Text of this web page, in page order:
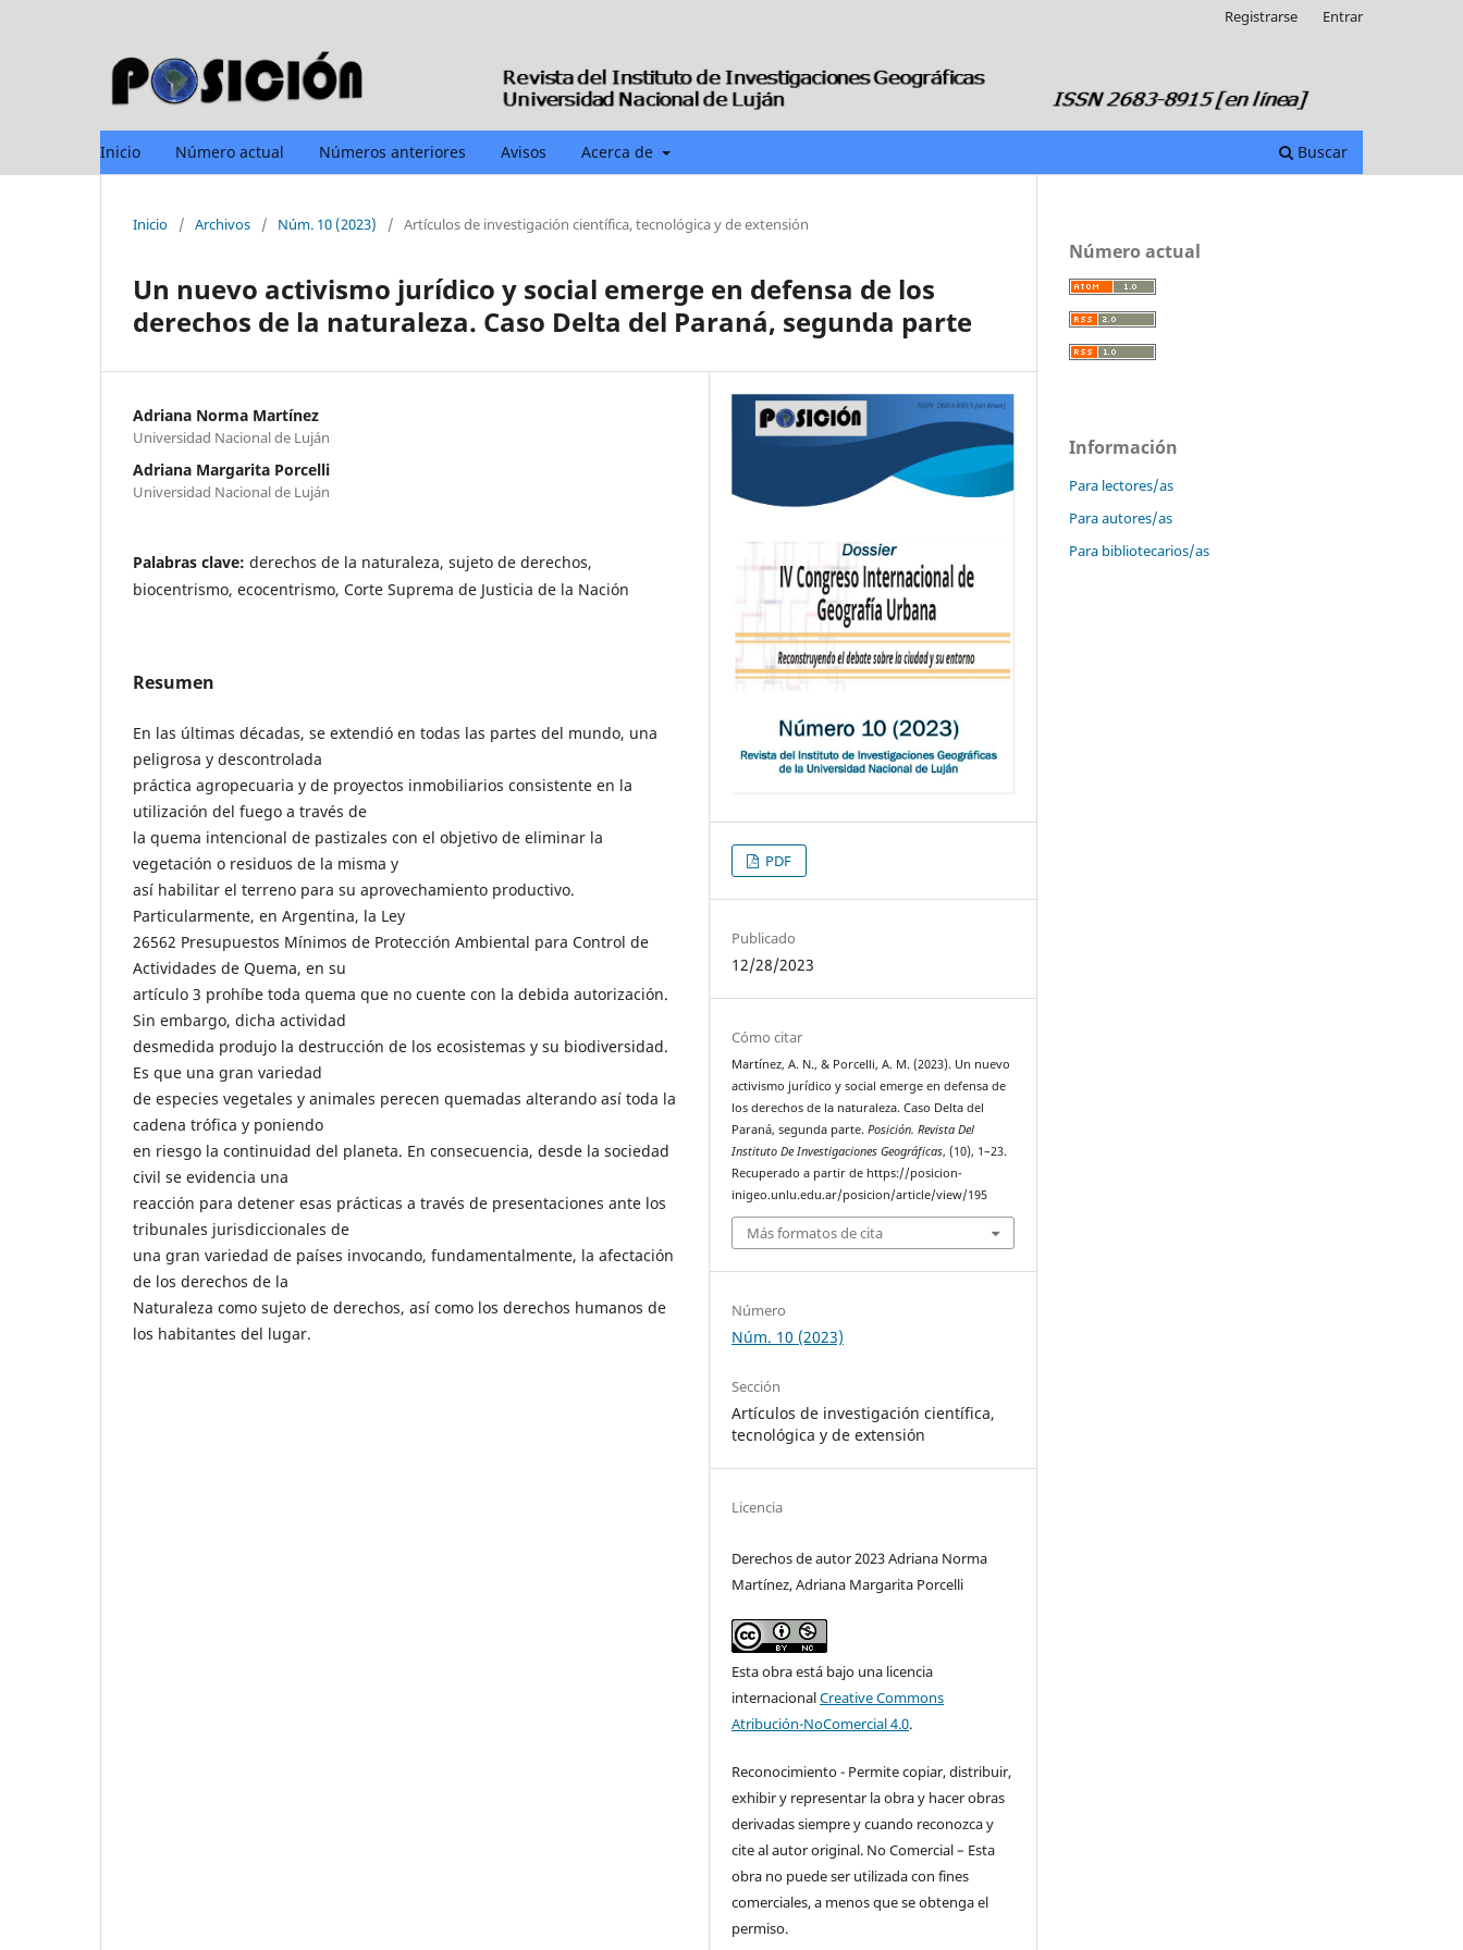
Inicio Número actual Números anteriores Avisos Acerca de Buscar
Registrarse Entrar
Inicio / Archivos / Núm. 10 (2023) / Artículos de investigación científica, tecnológica y de extensión
Un nuevo activismo jurídico y social emerge en defensa de los
derechos de la naturaleza. Caso Delta del Paraná, segunda parte
Adriana Norma Martínez
Universidad Nacional de Luján
Adriana Margarita Porcelli
Universidad Nacional de Luján
Palabras clave: derechos de la naturaleza, sujeto de derechos,
biocentrismo, ecocentrismo, Corte Suprema de Justicia de la Nación
Resumen
En las últimas décadas, se extendió en todas las partes del mundo, una
peligrosa y descontrolada
práctica agropecuaria y de proyectos inmobiliarios consistente en la
utilización del fuego a través de
la quema intencional de pastizales con el objetivo de eliminar la
vegetación o residuos de la misma y
así habilitar el terreno para su aprovechamiento productivo.
Particularmente, en Argentina, la Ley
26562 Presupuestos Mínimos de Protección Ambiental para Control de
Actividades de Quema, en su
artículo 3 prohíbe toda quema que no cuente con la debida autorización.
Sin embargo, dicha actividad
desmedida produjo la destrucción de los ecosistemas y su biodiversidad.
Es que una gran variedad
de especies vegetales y animales perecen quemadas alterando así toda la
cadena trófica y poniendo
en riesgo la continuidad del planeta. En consecuencia, desde la sociedad
civil se evidencia una
reacción para detener esas prácticas a través de presentaciones ante los
tribunales jurisdiccionales de
una gran variedad de países invocando, fundamentalmente, la afectación
de los derechos de la
Naturaleza como sujeto de derechos, así como los derechos humanos de
los habitantes del lugar.
PDF
Publicado
12/28/2023
Cómo citar
Martínez, A. N., & Porcelli, A. M. (2023). Un nuevo
activismo jurídico y social emerge en defensa de
los derechos de la naturaleza. Caso Delta del
Paraná, segunda parte.Posición. Revista Del
Instituto De Investigaciones Geográficas, (10), 1–23.
Recuperado a partir de https://posicion-
inigeo.unlu.edu.ar/posicion/article/view/195
Más formatos de cita
Número
Núm. 10 (2023)
Sección
Artículos de investigación científica,
tecnológica y de extensión
Licencia
Derechos de autor 2023 Adriana Norma
Martínez, Adriana Margarita Porcelli
Esta obra está bajo una licencia
internacionalCreative Commons
Atribución-NoComercial 4.0.
Reconocimiento - Permite copiar, distribuir,
exhibir y representar la obra y hacer obras
derivadas siempre y cuando reconozca y
cite al autor original. No Comercial – Esta
obra no puede ser utilizada con fines
comerciales, a menos que se obtenga el
permiso.
Número actual
Información
Para lectores/as
Para autores/as
Para bibliotecarios/as